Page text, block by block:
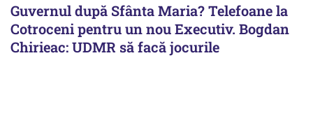
Guvernul după Sfânta Maria? Telefoane la
Cotroceni pentru un nou Executiv. Bogdan
Chirieac: UDMR să facă jocurile